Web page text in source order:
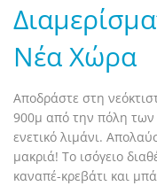
Νέα Χώρα
Αποδράστε στη
900μ από την πόλη των
ενετικό λιμάνι.
μακριά! Το ισόγειο
καναπέ-κρεβάτι και